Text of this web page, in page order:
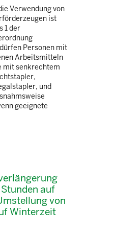
Verwendung von
ist
1 der
Personen mit
Arbeitsmitteln
mit senkrechtem
und
geeignete
auf
von
Winterzeit